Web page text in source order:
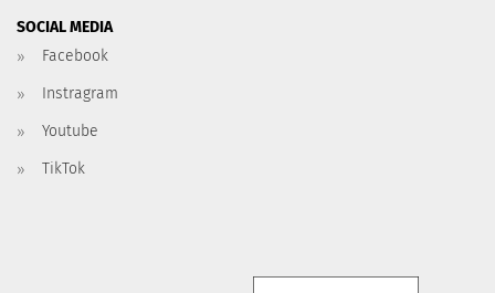
SOCIAL MEDIA
Facebook
Instragram
Youtube
TikTok